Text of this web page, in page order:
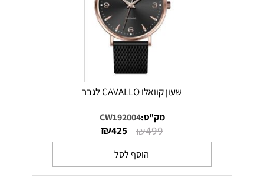
שעון קוואלו CAVALLO לגבר
מק"ט:CW192004
₪499
₪425
הוסף לסל